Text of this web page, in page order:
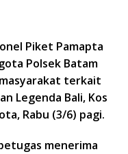
Piket Pamapta
Polsek Batam
terkait
Legenda Bali, Kos
Rabu (3/6) pagi.
menerima